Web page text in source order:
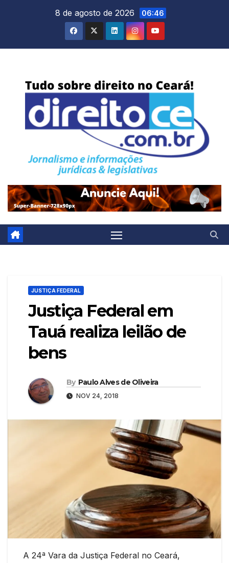
8 de agosto de 2026 06:46
JUSTIÇA FEDERAL
Justiça Federal em
Tauá realiza leilão de
bens
By Paulo Alves de Oliveira
NOV 24, 2018
A 24ª Vara da Justiça Federal no Ceará,